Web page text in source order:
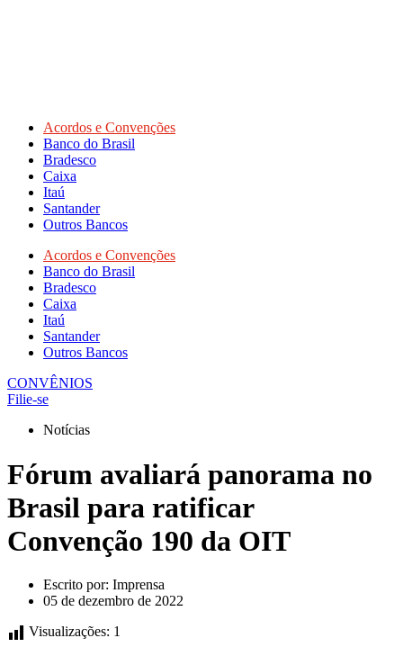
Acordos e Convenções
Banco do Brasil
Bradesco
Caixa
Itaú
Santander
Outros Bancos
Acordos e Convenções
Banco do Brasil
Bradesco
Caixa
Itaú
Santander
Outros Bancos
CONVÊNIOS
Filie-se
Notícias
Fórum avaliará panorama no
Brasil para ratificar
Convenção 190 da OIT
Escrito por: Imprensa
05 de dezembro de 2022
Visualizações: 1